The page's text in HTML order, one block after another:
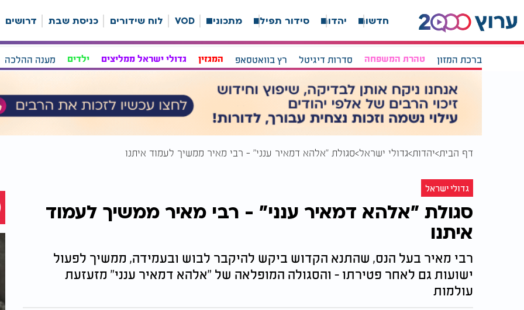
חדשות יהדות סידור תפילה מתכונים VOD לוח שידורים כניסת שבת דרושים
ברכת המזון טהרת המשפחה סדרות דיגיטל רץ בוואטסאפ המגזין גדולי ישראל ממליצים ילדים מענה ההלכה
דף הבית יהדות גדולי ישראל סגולת "אלהא דמאיר ענני" - רבי מאיר ממשיך לעמוד איתנו
גדולי ישראל
סגולת "אלהא דמאיר ענני" - רבי מאיר ממשיך לעמוד
איתנו
רבי מאיר בעל הנס, שהתנא הקדוש ביקש להיקבר לבוש ובעמידה, ממשיך לפעול
ישועות גם לאחר פטירתו - והסגולה המופלאה של "אלהא דמאיר ענני" מזעזעת
עולמות